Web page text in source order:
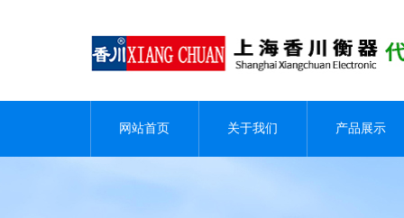
网站首页 关于我们 产品展示